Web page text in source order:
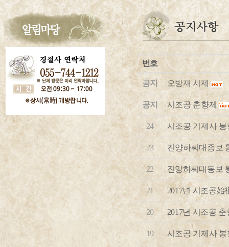
번호
공지 오방재 시제
공지 시조공 춘향제
24 시조공 기제사 봉
23 진양하씨대종보
22 진양하씨대동보
21 2017년 시조공
20 2017년 시조공 춘
19 시조공 기제사 봉